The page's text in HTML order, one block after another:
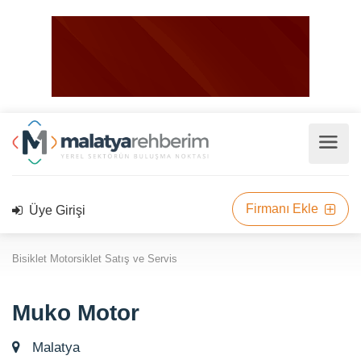
Üye Girişi Firmanı Ekle
Bisiklet Motorsiklet Satış ve Servis
Muko Motor
Malatya